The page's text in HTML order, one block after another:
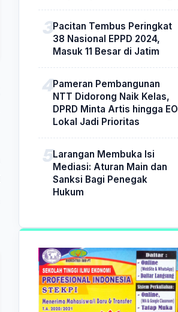
Pacitan Tembus Peringkat
38 Nasional EPPD 2024,
Masuk 11 Besar di Jatim
Pameran Pembangunan
NTT Didorong Naik Kelas,
DPRD Minta Artis hingga EO
Lokal Jadi Prioritas
Larangan Membuka Isi
Mediasi: Aturan Main dan
Sanksi Bagi Penegak
Hukum